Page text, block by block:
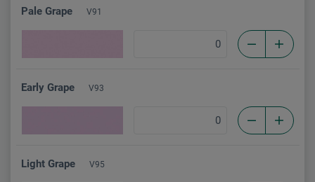
Pale Grape V91
Early Grape V93
Light Grape V95